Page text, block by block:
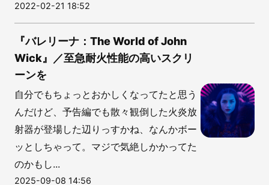
2022-02-21 18:52
『バレリーナ：The World of John
Wick』／至急耐火性能の高いスクリ
ーンを
自分でもちょっとおかしくなってたと思う
んだけど、予告編でも散々観倒した火炎放
射器が登場した辺りっすかね、なんかボー
ッとしちゃって。マジで気絶しかかってた
のかもし...
2025-09-08 14:56